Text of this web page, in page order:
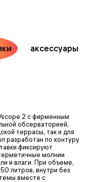
аксессуары
2 с фирменным
обсерваторией,
террасы, так и для
разработан по контуру
фиксируют
молнии
и влаги. При объеме,
литров, внутри без
вместе с